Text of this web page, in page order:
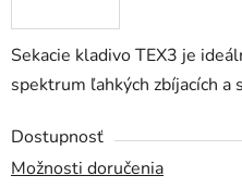
Sekacie kladivo TEX3 je
spektrum ľahkých zbíjacích a
Dostupnosť
Možnosti doručenia